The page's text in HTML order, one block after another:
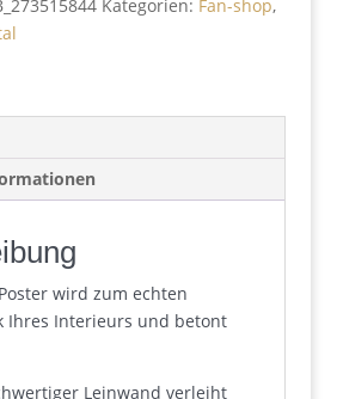
Kategorien: Fan-shop,
wird zum echten
Ihres Interieurs und betont
Leinwand verleiht